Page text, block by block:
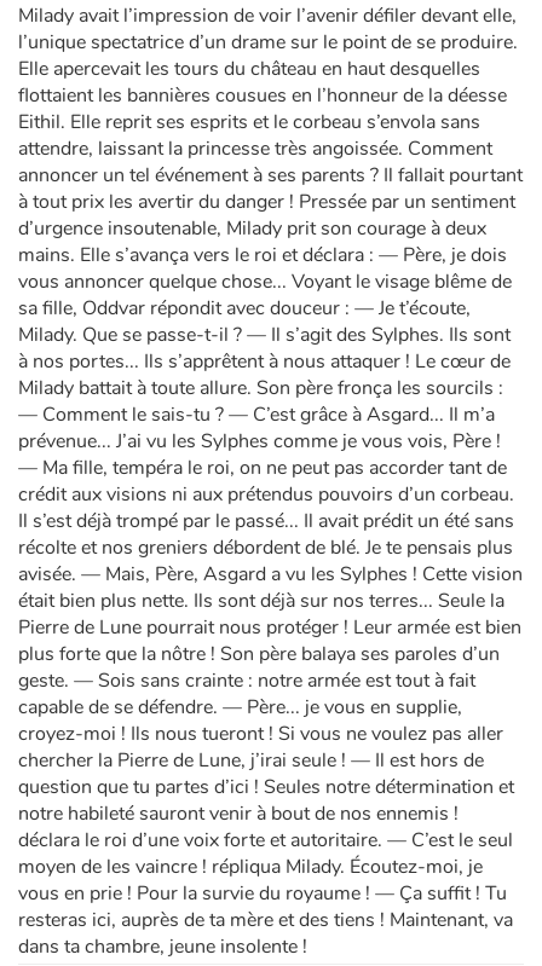
Milady avait l’impression de voir l’avenir défiler devant elle,
l’unique spectatrice d’un drame sur le point de se produire.
Elle apercevait les tours du château en haut desquelles
flottaient les bannières cousues en l’honneur de la déesse
Eithil. Elle reprit ses esprits et le corbeau s’envola sans
attendre, laissant la princesse très angoissée. Comment
annoncer un tel événement à ses parents ? Il fallait pourtant
à tout prix les avertir du danger ! Pressée par un sentiment
d’urgence insoutenable, Milady prit son courage à deux
mains. Elle s’avança vers le roi et déclara : — Père, je dois
vous annoncer quelque chose... Voyant le visage blême de
sa fille, Oddvar répondit avec douceur : — Je t’écoute,
Milady. Que se passe-t-il ? — Il s’agit des Sylphes. Ils sont
à nos portes... Ils s’apprêtent à nous attaquer ! Le cœur de
Milady battait à toute allure. Son père fronça les sourcils :
— Comment le sais-tu ? — C’est grâce à Asgard... Il m’a
prévenue... J’ai vu les Sylphes comme je vous vois, Père !
— Ma fille, tempéra le roi, on ne peut pas accorder tant de
crédit aux visions ni aux prétendus pouvoirs d’un corbeau.
Il s’est déjà trompé par le passé... Il avait prédit un été sans
récolte et nos greniers débordent de blé. Je te pensais plus
avisée. — Mais, Père, Asgard a vu les Sylphes ! Cette vision
était bien plus nette. Ils sont déjà sur nos terres... Seule la
Pierre de Lune pourrait nous protéger ! Leur armée est bien
plus forte que la nôtre ! Son père balaya ses paroles d’un
geste. — Sois sans crainte : notre armée est tout à fait
capable de se défendre. — Père... je vous en supplie,
croyez-moi ! Ils nous tueront ! Si vous ne voulez pas aller
chercher la Pierre de Lune, j’irai seule ! — Il est hors de
question que tu partes d’ici ! Seules notre détermination et
notre habileté sauront venir à bout de nos ennemis !
déclara le roi d’une voix forte et autoritaire. — C’est le seul
moyen de les vaincre ! répliqua Milady. Écoutez-moi, je
vous en prie ! Pour la survie du royaume ! — Ça suffit ! Tu
resteras ici, auprès de ta mère et des tiens ! Maintenant, va
dans ta chambre, jeune insolente !